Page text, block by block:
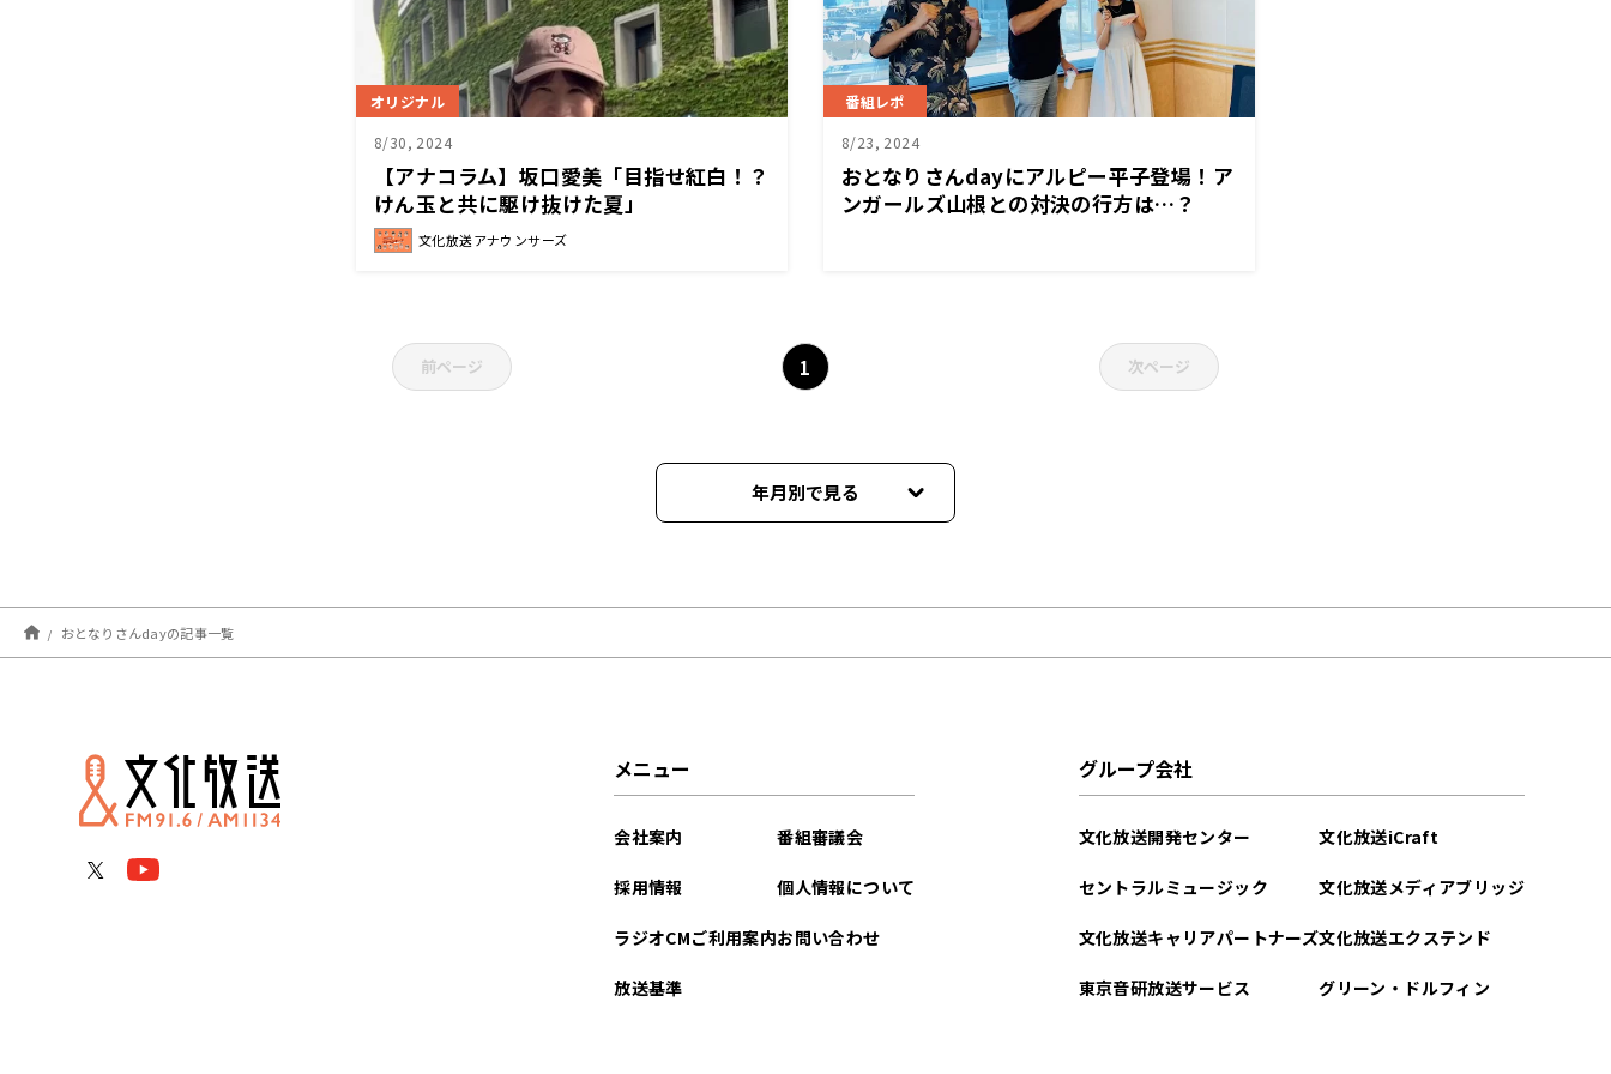
オリジナル
8/30, 2024
【アナコラム】坂口愛美「目指せ紅白！？
けん玉と共に駆け抜けた夏」
文化放送アナウンサーズ
番組レポ
8/23, 2024
おとなりさんdayにアルピー平子登場！ア
ンガールズ山根との対決の行方は…？
前ページ 1 次ページ
年月別で見る
2024年09月
2024年08月
おとなりさんdayの記事一覧
メニュー
会社案内
採用情報
ラジオCMご利用案内
放送基準
番組審議会
個人情報について
お問い合わせ
グループ会社
文化放送開発センター
セントラルミュージック
文化放送キャリアパートナーズ
東京音研放送サービス
文化放送iCraft
文化放送メディアブリッジ
文化放送エクステンド
グリーン・ドルフィン